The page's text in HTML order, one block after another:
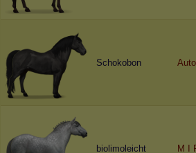
Schokobon
biolimoleicht M I